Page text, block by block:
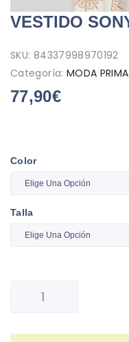
VESTIDO
SKU: 84337998970192
Categoría: MODA
77,90€
Color
Talla